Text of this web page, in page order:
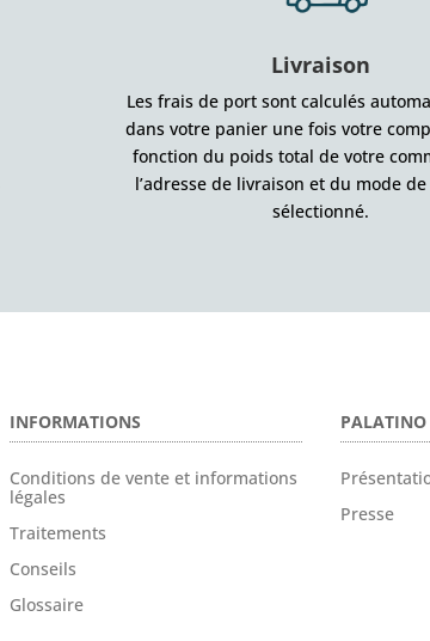
Livraison
Les frais de port sont calculés
dans votre panier une fois votre
fonction du poids total de votre
l’adresse de livraison et du mode
sélectionné.
INFORMATIONS
Conditions de vente et informations
légales
Traitements
Conseils
Glossaire
PALATINO
Presse